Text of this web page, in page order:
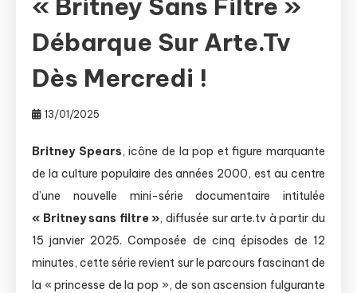
« Britney Sans Filtre »
Débarque Sur Arte.tv
Dès Mercredi !
13/01/2025
Britney Spears, icône de la pop et figure marquante
de la culture populaire des années 2000, est au centre
d’une nouvelle mini-série documentaire intitulée
« Britney sans filtre », diffusée sur arte.tv à partir du
15 janvier 2025. Composée de cinq épisodes de 12
minutes, cette série revient sur le parcours fascinant de
la « princesse de la pop », de son ascension fulgurante